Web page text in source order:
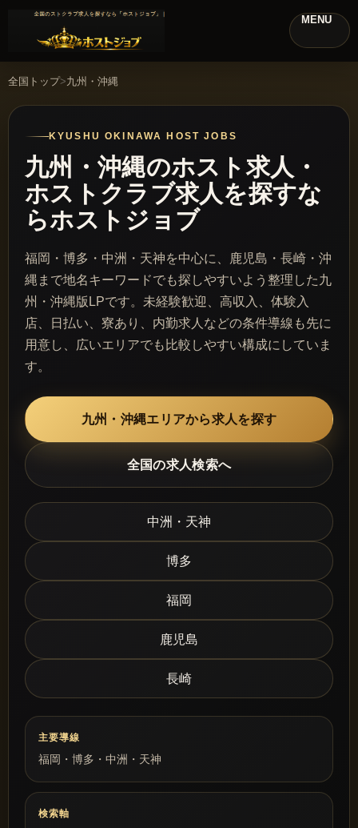
MENU
全国トップ 九州・沖縄
KYUSHU OKINAWA HOST JOBS
九州・沖縄のホスト求人・
ホストクラブ求人を探すな
らホストジョブ
福岡・博多・中洲・天神を中心に、鹿児島・長崎・沖
縄まで地名キーワードでも探しやすいよう整理した九
州・沖縄版LPです。未経験歓迎、高収入、体験入
店、日払い、寮あり、内勤求人などの条件導線も先に
用意し、広いエリアでも比較しやすい構成にしていま
す。
九州・沖縄エリアから求人を探す
全国の求人検索へ
中洲・天神
博多
福岡
鹿児島
長崎
主要導線
福岡・博多・中洲・天神
検索軸